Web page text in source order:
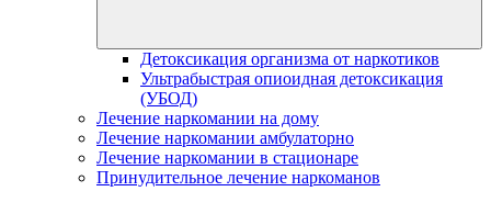
Детоксикация организма от наркотиков
Ультрабыстрая опиоидная детоксикация
(УБОД)
Лечение наркомании на дому
Лечение наркомании амбулаторно
Лечение наркомании в стационаре
Принудительное лечение наркоманов